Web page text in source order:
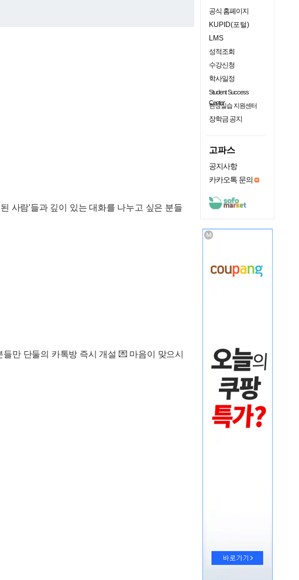
사람'들과 깊이 있는 대화를 나누고 싶은 분들
만 단둘의 카톡방 즉시 개설 💌 마음이 맞으시
공식 홈페이지
KUPID(포털)
LMS
성적조회
수강신청
학사일정
Student Success
Center
현장실습 지원센터
장학금 공지
고파스
공지사항
카카오톡 문의